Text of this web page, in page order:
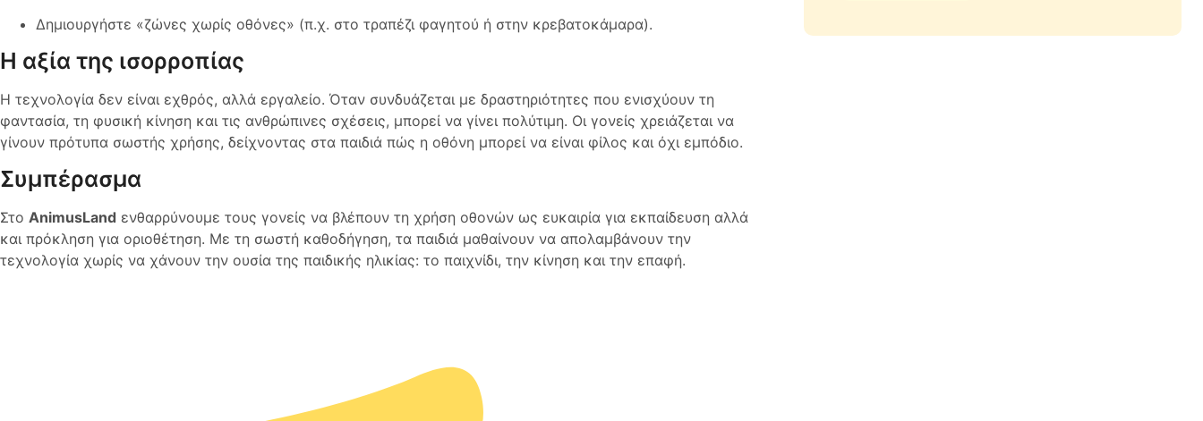
Δημιουργήστε «ζώνες χωρίς οθόνες» (π.χ. στο τραπέζι φαγητού ή στην κρεβατοκάμαρα).
Η αξία της ισορροπίας
Η τεχνολογία δεν είναι εχθρός, αλλά εργαλείο. Όταν συνδυάζεται με δραστηριότητες που ενισχύουν τη
φαντασία, τη φυσική κίνηση και τις ανθρώπινες σχέσεις, μπορεί να γίνει πολύτιμη. Οι γονείς χρειάζεται να
γίνουν πρότυπα σωστής χρήσης, δείχνοντας στα παιδιά πώς η οθόνη μπορεί να είναι φίλος και όχι εμπόδιο.
Συμπέρασμα
Στο AnimusLand ενθαρρύνουμε τους γονείς να βλέπουν τη χρήση οθονών ως ευκαιρία για εκπαίδευση αλλά
και πρόκληση για οριοθέτηση. Με τη σωστή καθοδήγηση, τα παιδιά μαθαίνουν να απολαμβάνουν την
τεχνολογία χωρίς να χάνουν την ουσία της παιδικής ηλικίας: το παιχνίδι, την κίνηση και την επαφή.